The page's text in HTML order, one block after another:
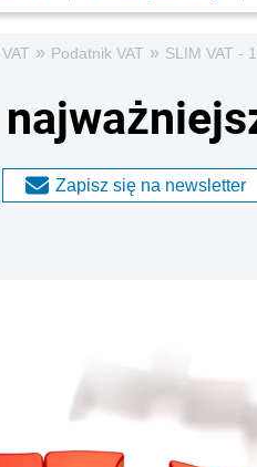
VAT » Podatnik VAT » SLIM VAT -
Zapisz się na newsletter